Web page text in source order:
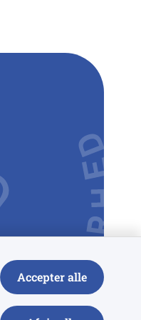
Accepter alle